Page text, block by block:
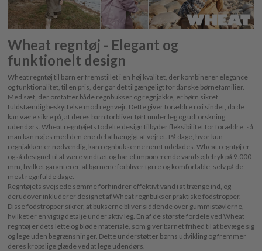
Wheat regntøj - Elegant og
funktionelt design
Wheat regntøj til børn er fremstillet i en høj kvalitet, der kombinerer elegance
og funktionalitet, til en pris, der gør det tilgængeligt for danske børnefamilier.
Med sæt, der omfatter både regnbukser og regnjakke, er børn sikret
fuldstændig beskyttelse mod regnvejr. Dette giver forældre ro i sindet, da de
kan være sikre på, at deres barn forbliver tørt under leg og udforskning
udendørs. Wheat regntøjets todelte design tilbyder fleksibilitet for forældre, så
man kan nøjes med den éne del afhængigt af vejret. På dage, hvor kun
regnjakken er nødvendig, kan regnbukserne nemt udelades. Wheat regntøj er
også designet til at være vindtæt og har et imponerende vandsøjletryk på 9.000
mm, hvilket garanterer, at børnene forbliver tørre og komfortable, selv på de
mest regnfulde dage.
Regntøjets svejsede sømme forhindrer effektivt vand i at trænge ind, og
derudover inkluderer designet af Wheat regnbukser praktiske fodstropper.
Disse fodstropper sikrer, at bukserne bliver siddende over gummistøvlerne,
hvilket er en vigtig detalje under aktiv leg. En af de største fordele ved Wheat
regntøj er dets lette og bløde materiale, som giver barnet frihed til at bevæge sig
og lege uden begrænsninger. Dette understøtter børns udvikling og fremmer
deres kropslige glæde ved at lege udendørs.